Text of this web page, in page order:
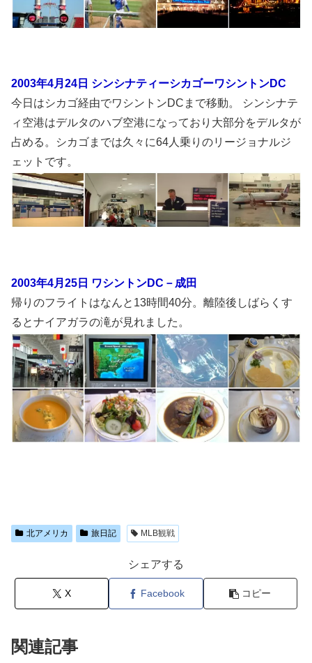
2003年4月24日 シンシナティーシカゴーワシントンDC
今日はシカゴ経由でワシントンDCまで移動。 シンシナテ
ィ空港はデルタのハブ空港になっており大部分をデルタが
占める。シカゴまでは久々に64人乗りのリージョナルジ
ェットです。
2003年4月25日 ワシントンDC－成田
帰りのフライトはなんと13時間40分。離陸後しばらくす
るとナイアガラの滝が見れました。
北アメリカ 旅日記 MLB観戦
シェアする
X Facebook コピー
関連記事